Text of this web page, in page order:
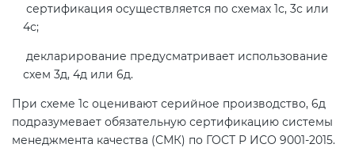
сертификация осуществляется по схемах 1с, 3с или
4с;
декларирование предусматривает использование
схем 3д, 4д или 6д.
При схеме 1с оценивают серийное производство, 6д
подразумевает обязательную сертификацию системы
менеджмента качества (СМК) по ГОСТ Р ИСО 9001-2015.